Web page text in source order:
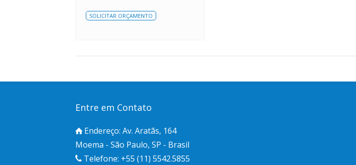
SOLICITAR ORÇAMENTO
Entre em Contato
Endereço: Av. Aratãs, 164
Moema - São Paulo, SP - Brasil
Telefone: +55 (11) 5542.5855